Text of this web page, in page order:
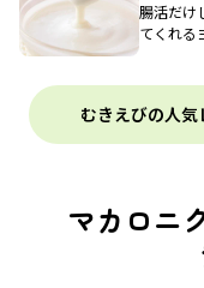
腸活だけ
てくれる
むきえびの人
マカロニ